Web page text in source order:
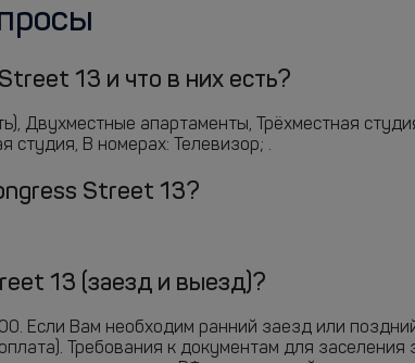
13 и что в них есть?
Двухместные апартаменты, Трёхместная
студия, В номерах: Телевизор; .
Street 13?
13 (заезд и выезд)?
Если Вам необходим ранний заезд или
Требования к документам для